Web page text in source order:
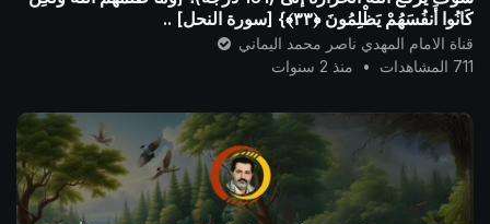
كَانُوا أَنفُسَهُمْ يَظْلِمُونَ ‎﴿٣٣﴾} [سورة النحل] ..
قناة الامام المهدي ناصر محمد اليماني
711 المشاهدات
• منذ 2 سنوات